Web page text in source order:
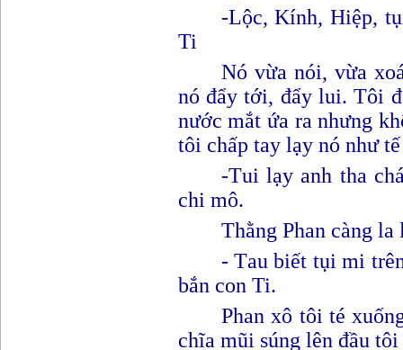
-Lộc, Kính, Hiệp,
Ti
Nó vừa nói, vừa
nó đẩy tới, đẩy lui. Tôi
nước mắt ứa ra nhưng
tôi chấp tay lạy nó như tế
-Tui lạy anh tha
chi mô.
Thằng Phan càng la
- Tau biết tụi mi
bắn con Ti.
Phan xô tôi té
chĩa mũi súng lên đầu tôi